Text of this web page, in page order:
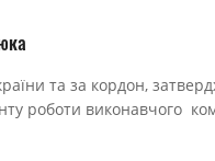
та за кордон,
роботи виконавчого